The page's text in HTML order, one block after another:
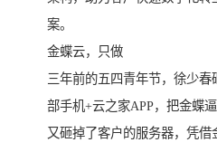
案。
金蝶云，只做
三年前的五四青年节，徐少
部手机+云之家APP，把金蝶
又砸掉了客户的服务器，凭